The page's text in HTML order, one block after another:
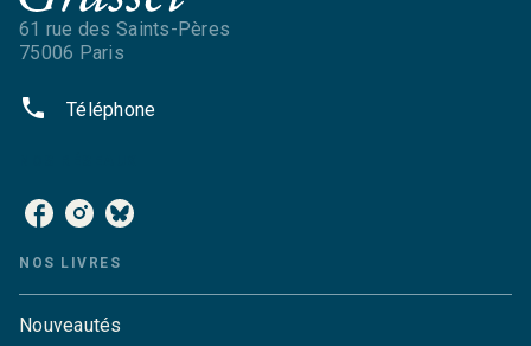
61 rue des Saints-Pères
75006 Paris
phone Téléphone
NOS LIVRES
Nouveautés